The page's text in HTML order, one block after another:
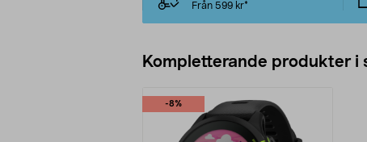
Från 599 kr*
Kompletterande produkter i
-8%